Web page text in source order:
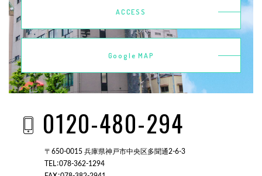
ACCESS
Google MAP
0120-480-294
〒650-0015 兵庫県神戸市中央区多聞通2-6-3
TEL：078-362-1294